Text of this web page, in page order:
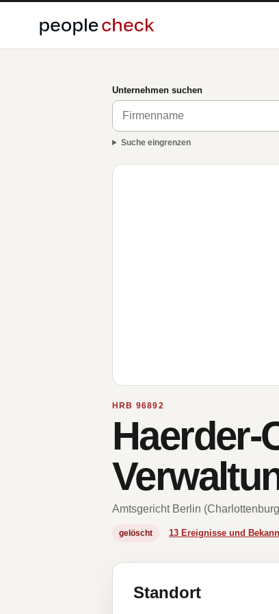
Unternehmen suchen
Suche eingrenzen
HRB 96892
Haerder-
Amtsgericht Berlin
gelöscht 13 Ereignisse und
Standort